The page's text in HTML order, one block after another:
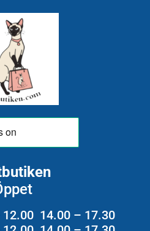
14.00 – 17.30